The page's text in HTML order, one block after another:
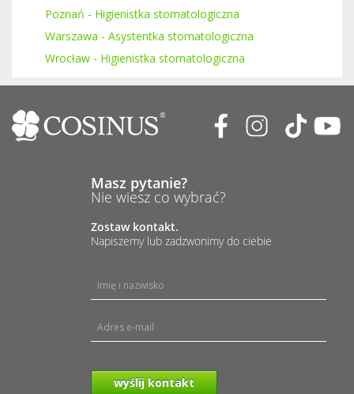
Poznań - Higienistka stomatologiczna
Warszawa - Asystentka stomatologiczna
Wrocław - Higienistka stomatologiczna
Masz pytanie?
Nie wiesz co wybrać?
Zostaw kontakt.
Napiszemy lub zadzwonimy do ciebie
wyślij kontakt